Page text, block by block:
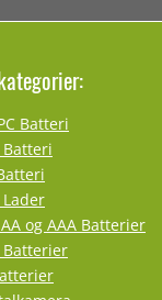
Batteri
og AAA Batterier
Batterier